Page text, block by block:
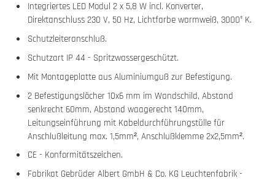
Integriertes LED Modul 2 x 5,8 W incl. Konverter,
Direktanschluss 230 V, 50 Hz, Lichtfarbe warmweiß, 3000° K.
Schutzleiteranschluß.
Schutzart IP 44 - Spritzwassergeschützt.
Mit Montageplatte aus Aluminiumguß zur Befestigung.
2 Befestigungslöcher 10x6 mm im Wandschild, Abstand
senkrecht 60mm, Abstand waagerecht 140mm,
Leitungseinführung mit Kabeldurchführungstülle für
Anschlußleitung max. 1,5mm², Anschlußklemme 2x2,5mm².
CE - Konformitätszeichen.
Fabrikat Gebrüder Albert GmbH & Co. KG Leuchtenfabrik -